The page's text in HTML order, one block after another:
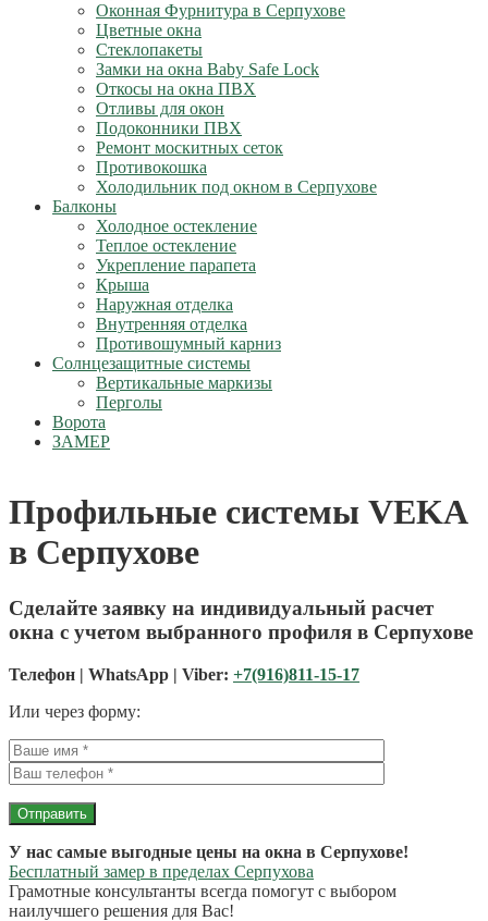
Оконная Фурнитура в Серпухове
Цветные окна
Стеклопакеты
Замки на окна Baby Safe Lock
Откосы на окна ПВХ
Отливы для окон
Подоконники ПВХ
Ремонт москитных сеток
Противокошка
Холодильник под окном в Серпухове
Балконы
Холодное остекление
Теплое остекление
Укрепление парапета
Крыша
Наружная отделка
Внутренняя отделка
Противошумный карниз
Солнцезащитные системы
Вертикальные маркизы
Перголы
Ворота
ЗАМЕР
Профильные системы VEKA
в Серпухове
Сделайте заявку на индивидуальный расчет
окна с учетом выбранного профиля в Серпухове
Телефон | WhatsApp | Viber: +7(916)811-15-17
Или через форму:
У нас самые выгодные цены на окна в Серпухове!
Бесплатный замер в пределах Серпухова
Грамотные консультанты всегда помогут с выбором
наилучшего решения для Вас!